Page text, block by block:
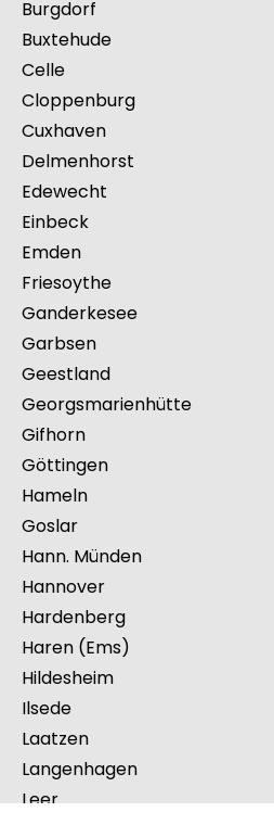
Bramsche
Buchholz in der Nordheide
Braunschweig
Burgdorf
Buxtehude
Celle
Cloppenburg
Cuxhaven
Delmenhorst
Edewecht
Einbeck
Emden
Friesoythe
Ganderkesee
Garbsen
Geestland
Georgsmarienhütte
Gifhorn
Göttingen
Hameln
Goslar
Hann. Münden
Hannover
Hardenberg
Haren (Ems)
Hildesheim
Ilsede